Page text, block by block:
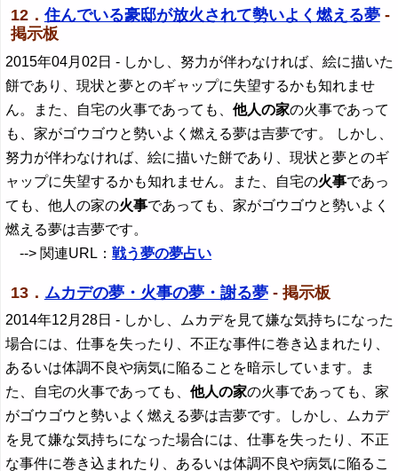
12．住んでいる豪邸が放火されて勢いよく燃える夢-
掲示板
2015年04月02日 - しかし、努力が伴わなければ、絵に描いた
餅であり、現状と夢とのギャップに失望するかも知れませ
ん。また、自宅の火事であっても、他人の家の火事であって
も、家がゴウゴウと勢いよく燃える夢は吉夢です。 しかし、
努力が伴わなければ、絵に描いた餅であり、現状と夢とのギ
ャップに失望するかも知れません。また、自宅の火事であっ
ても、他人の家の火事であっても、家がゴウゴウと勢いよく
燃える夢は吉夢です。
--> 関連URL：戦う夢の夢占い
13． ムカデの夢・火事の夢・謝る夢- 掲示板
2014年12月28日 - しかし、ムカデを見て嫌な気持ちになった
場合には、仕事を失ったり、不正な事件に巻き込まれたり、
あるいは体調不良や病気に陥ることを暗示しています。ま
た、自宅の火事であっても、他人の家の火事であっても、家
がゴウゴウと勢いよく燃える夢は吉夢です。しかし、ムカデ
を見て嫌な気持ちになった場合には、仕事を失ったり、不正
な事件に巻き込まれたり、あるいは体調不良や病気に陥るこ